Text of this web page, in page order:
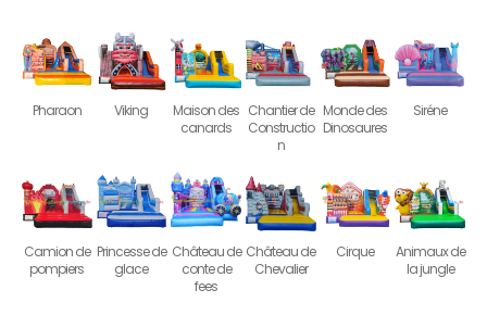
Pharaon Viking
Maison des
canards
Chantier de
Constructio
n
Monde des
Dinosaures
Siréne
Camion de
pompiers
Princesse de
glace
Château de
conte de
fees
Château de
Chevalier
Cirque
Animaux de
la jungle